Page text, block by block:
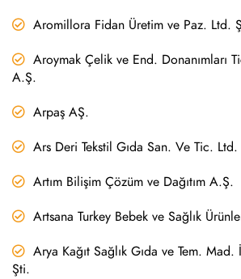
Aromillora Fidan Üretim ve Paz. Ltd.
Aroymak Çelik ve End. Donanımları
A.Ş.
Arpaş AŞ.
Ars Deri Tekstil Gıda San. Ve Tic.
Artım Bilişim Çözüm ve Dağıtım A.Ş.
Artsana Turkey Bebek ve Sağlık
Arya Kağıt Sağlık Gıda ve Tem.
Şti.